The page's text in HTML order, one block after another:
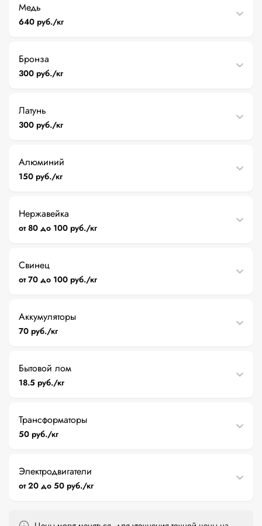
Медь
640 руб./кг
Бронза
300 руб./кг
Латунь
300 руб./кг
Алюминий
150 руб./кг
Нержавейка
от 80 до 100 руб./кг
Свинец
от 70 до 100 руб./кг
Аккумуляторы
70 руб./кг
Бытовой лом
18.5 руб./кг
Трансформаторы
50 руб./кг
Электродвигатели
от 20 до 50 руб./кг